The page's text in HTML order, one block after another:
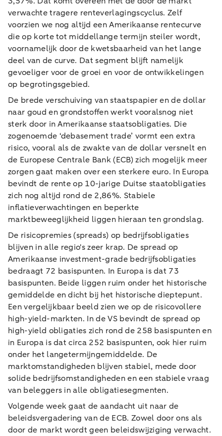
verwachte tragere renteverlagingscyclus. Zelf
voorzien we nog altijd een Amerikaanse rentecurve
die op korte tot middellange termijn steiler wordt,
voornamelijk door de kwetsbaarheid van het lange
deel van de curve. Dat segment blijft namelijk
gevoeliger voor de groei en voor de ontwikkelingen
op begrotingsgebied.
De brede verschuiving van staatspapier en de dollar
naar goud en grondstoffen werkt vooralsnog niet
sterk door in Amerikaanse staatsobligaties. Die
zogenoemde ‘debasement trade’ vormt een extra
risico, vooral als de zwakte van de dollar versnelt en
de Europese Centrale Bank (ECB) zich mogelijk meer
zorgen gaat maken over een sterkere euro. In Europa
bevindt de rente op 10-jarige Duitse staatobligaties
zich nog altijd rond de 2,86%. Stabiele
inflatieverwachtingen en beperkte
marktbeweeglijkheid liggen hieraan ten grondslag.
De risicopremies (spreads) op bedrijfsobligaties
blijven in alle regio's zeer krap. De spread op
Amerikaanse investment-grade bedrijfsobligaties
bedraagt 72 basispunten. In Europa is dat 73
basispunten. Beide liggen ruim onder het historische
gemiddelde en dicht bij het historische dieptepunt.
Een vergelijkbaar beeld zien we op de risicovollere
high-yield-markten. In de VS bevindt de spread op
high-yield obligaties zich rond de 258 basispunten en
in Europa is dat circa 252 basispunten, ook hier ruim
onder het langetermijngemiddelde. De
marktomstandigheden blijven stabiel, mede door
solide bedrijfsomstandigheden en een stabiele vraag
van beleggers in alle obligatiesegmenten.
Volgende week gaat de aandacht uit naar de
beleidsvergadering van de ECB. Zowel door ons als
door de markt wordt geen beleidswijziging verwacht.